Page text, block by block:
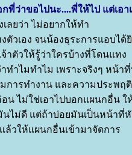
พี่ว่าขอไปนะ....พี่ให้ไป แต่เอา
ยว่า ไม่อยากให้ทำ
ตัวเอง จนน้องธุระการแอบไ
าตัวให้รู้ว่าใครบ้างที่โดนแทง
ทำไมทำไม เพราะจริงๆ หน้า
การทำงาน และความประพฤ
น ไม่ใช่เอาไปบอกแผนกอื่น
ไม่ดี แต่ถ้าบ่อยมันเป็นหน้าที่หั
ล้วให้แผนกอื่นเข้ามาจัดการ